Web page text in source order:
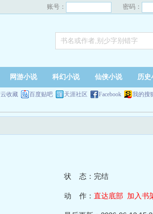
账号： 密码：
网游小说 科幻小说 仙侠小说 历史
收藏 百度贴吧 天涯社区 Facebook 我的搜
状 态：完结
动 作： 直达底部 加入书